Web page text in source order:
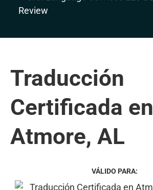
Traducción
Certificada en
Atmore, AL
VÁLIDO PARA: